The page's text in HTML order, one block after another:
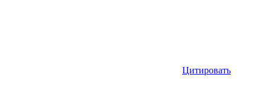
Цитировать